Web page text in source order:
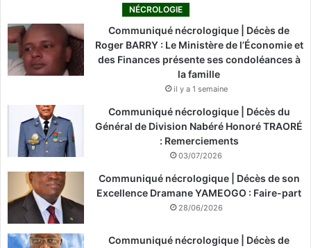
NÉCROLOGIE
Communiqué nécrologique | Décès de
Roger BARRY : Le Ministère de l’Économie et
des Finances présente ses condoléances à
la famille
il y a 1 semaine
Communiqué nécrologique | Décès du
Général de Division Nabéré Honoré TRAORÉ
: Remerciements
03/07/2026
Communiqué nécrologique | Décès de son
Excellence Dramane YAMEOGO : Faire-part
28/06/2026
Communiqué nécrologique | Décès de